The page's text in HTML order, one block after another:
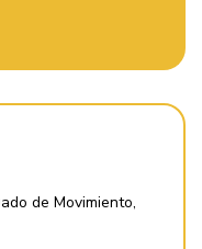
de Movimiento,